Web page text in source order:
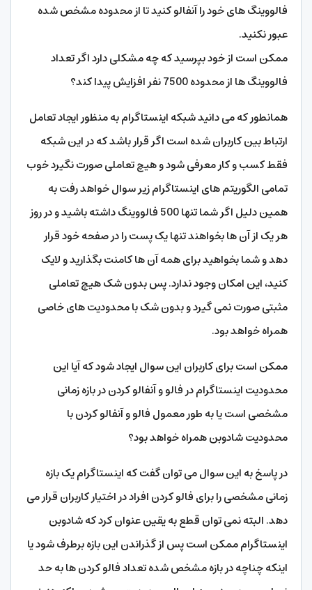
فالووینگ های خود را آنفالو کنید تا از محدوده مشخص شده
عبور نکنید.
ممکن است از خود بپرسید که چه مشکلی دارد اگر تعداد
فالووینگ ها از محدوده 7500 نفر افزایش پیدا کند؟
همانطور که می دانید شبکه اینستاگرام به منظور ایجاد تعامل
ارتباط بین کاربران شده است اگر قرار باشد که در این شبکه
فقط کسب و کار معرفی شود و هیچ تعاملی صورت نگیرد خوب
تمامی الگوریتم های اینستاگرام زیر سوال خواهد رفت به
همین دلیل اگر شما تنها 500 فالووینگ داشته باشید و در روز
هر یک از آن ها بخواهند تنها یک پست را در صفحه خود قرار
دهد و شما بخواهید برای همه آن ها کامنت بگذارید و لایک
کنید، این امکان وجود ندارد. پس بدون شک هیچ تعاملی
مثبتی صورت نمی گیرد و بدون شک با محدودیت های خاصی
همراه خواهد بود.
ممکن است برای کاربران این سوال ایجاد شود که آیا این
محدودیت اینستاگرام در فالو و آنفالو کردن در بازه زمانی
مشخصی است یا به طور معمول فالو و آنفالو کردن با
محدودیت شادوبن همراه خواهد بود؟
در پاسخ به این سوال می توان گفت که اینستاگرام یک بازه
زمانی مشخصی را برای فالو کردن افراد در اختیار کاربران قرار می
دهد. البته نمی‌ توان قطع به یقین عنوان کرد که شادوبن
اینستاگرام ممکن است پس از گذراندن این بازه برطرف شود یا
اینکه چناچه در بازه مشخص شده تعداد فالو کردن ها به حد